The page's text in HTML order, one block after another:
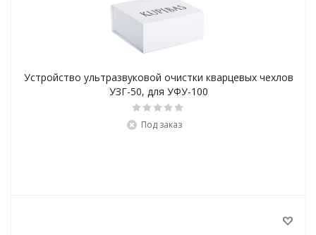
Устройство ультразвуковой очистки кварцевых чехлов
УЗГ-50, для УФУ-100
Под заказ